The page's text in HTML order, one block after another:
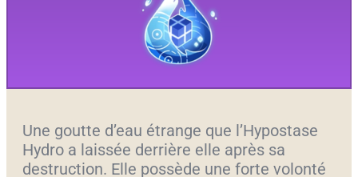
Une goutte d’eau étrange que l’Hypostase
Hydro a laissée derrière elle après sa
destruction. Elle possède une forte volonté